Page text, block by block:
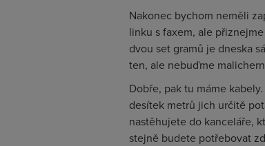
Nakonec bychom neměli
linku s faxem, ale
dvou set gramů je dneska
ten, ale nebuďme
Dobře, pak tu máme
desítek metrů jich určitě
nastěhujete do kanceláře,
stejně budete potřebovat